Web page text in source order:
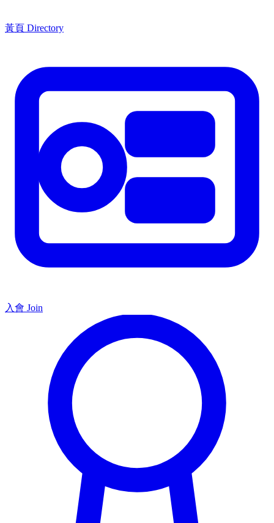
黃頁 Directory
入會 Join